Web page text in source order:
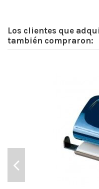
Los clientes que
también compraron: